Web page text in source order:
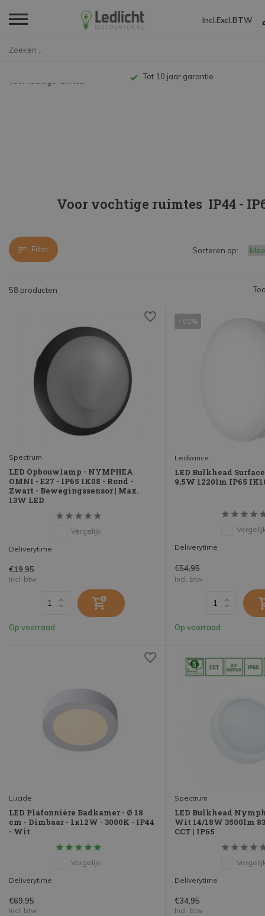
Incl. Excl. BTW
Tot 10 jaar garantie
Voor vochtige ruimtes
Voor vochtige ruimtes  IP44 -
Filter
58 producten
Sorteren op:
Spectrum
LED Opbouwlamp - NYMPHEA
OMNI - E27 - IP65 IK08 - Rond -
Zwart - Bewegingssensor | Max.
13W LED
Vergelijk
Deliverytime
€19,95
Incl. btw
Op voorraad
- 51%
Ledvance
LED Bulkhead
9,5W 1220lm IP65
Deliverytime
€54,95
Incl. btw
Op voorraad
Lucide
LED Plafonnière Badkamer - Ø 18
cm - Dimbaar - 1x12W - 3000K - IP44
- Wit
Vergelijk
Deliverytime
€69,95
Incl. btw
Spectrum
LED Bulkhead
Wit 14/18W 3500lm
CCT | IP65
Deliverytime
€34,95
Incl. btw